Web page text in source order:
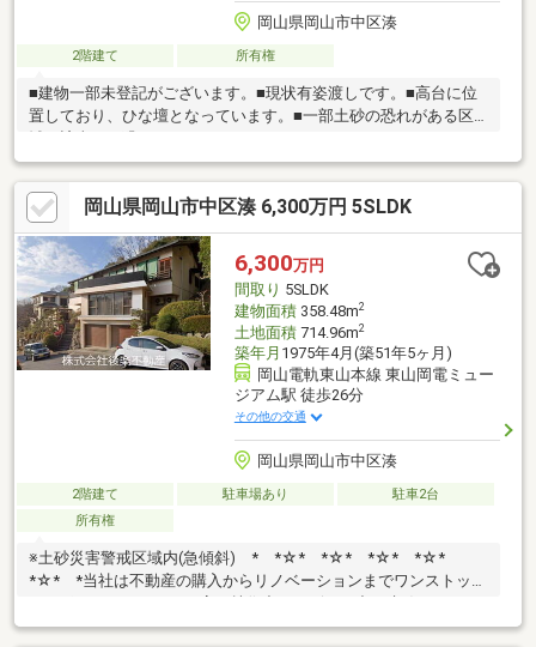
岡山県岡山市中区湊
2階建て 所有権
■建物一部未登記がございます。■現状有姿渡しです。■高台に位
置しており、ひな壇となっています。■一部土砂の恐れがある区
岡山県岡山市中区湊 6,300万円 5SLDK
6,300万円
間取り 5SLDK
建物面積358.48m2
土地面積714.96m2
築年月 1975年4月(築51年5ヶ月)
岡山電軌東山本線 東山岡電ミュー
ジアム駅 徒歩26分
その他の交通
岡山県岡山市中区湊
2階建て 駐車場あり
駐車2台
所有権
※土砂災害警戒区域内(急傾斜) * *☆* *☆* *☆* *☆*
*☆* *当社は不動産の購入からリノベーションまでワンストップ
フォームを実現。中古物件をリノベ・リフォームで蘇らせます。